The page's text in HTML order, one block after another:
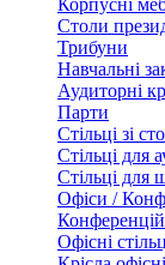
Корпусні
Столи
Трибуни
Навчальні
Аудиторні
Парти
Стільці зі
Стільці для
Стільці для
Офіси /
Офісні